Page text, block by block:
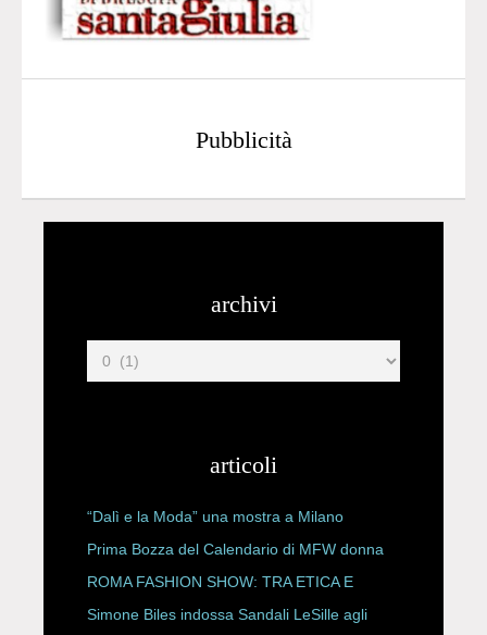
Pubblicità
archivi
articoli
“Dalì e la Moda” una mostra a Milano
Prima Bozza del Calendario di MFW donna
P/E 2027
ROMA FASHION SHOW: TRA ETICA E
HAUTE COUTURE
Simone Biles indossa Sandali LeSille agli